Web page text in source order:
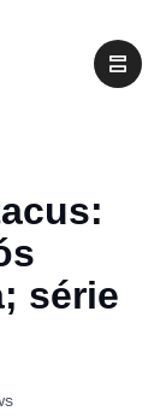
série